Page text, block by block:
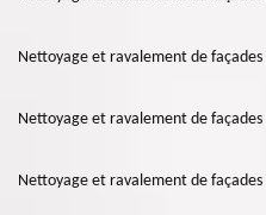
Nettoyage et ravalement de façades
Nettoyage et ravalement de
Nettoyage et ravalement de façades